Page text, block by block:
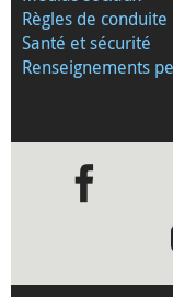
Règles de conduite
Santé et sécurité
Renseignements